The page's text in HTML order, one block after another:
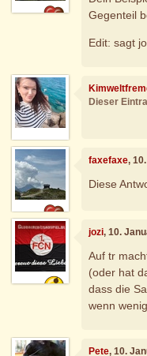
Gegenteil
Edit: sagt
Dieser
faxefaxe,
Diese
jozi, 10.
Auf tr
(oder hat
dass die
wenn
Pete, 10.